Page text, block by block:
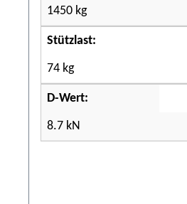
1450 kg
Stützlast:
74 kg
D-Wert:
8.7 kN